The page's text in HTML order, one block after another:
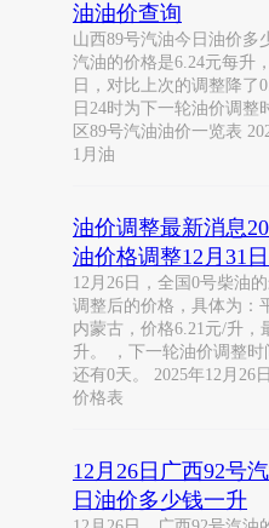
油油价查询
山西89号汽油今日油价多
汽油的价格是6.24元每升
日，对比上次的调整降了
日24时为下一轮油价调整
区89号汽油油价一览表
1月油
油价调整最新消息
油价格调整12月31
12月26日，全国0号柴油
调整后的价格，具体为：
内蒙古，价格6.21元/升，
升。 ，下一轮油价调整时
还有0天。 2025年12月26
价格表
12月26日广西92号
日油价多少钱一升